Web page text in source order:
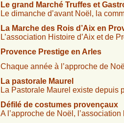
Le grand Marché Truffes et
Le dimanche d’avant Noël, la
La Marche des Rois d’Aix en
L’association Histoire d’Aix et de
Provence Prestige en Arles
Chaque année à l’approche de
La pastorale Maurel
La Pastorale Maurel existe depuis
Défilé de costumes provençaux
A l’approche de Noël,